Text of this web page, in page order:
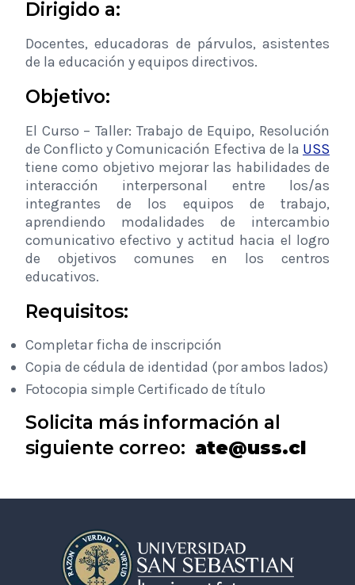
Dirigido a:
Docentes, educadoras de párvulos, asistentes
de la educación y equipos directivos.
Objetivo:
El Curso – Taller: Trabajo de Equipo, Resolución
de Conflicto y Comunicación Efectiva de la USS
tiene como objetivo mejorar las habilidades de
interacción interpersonal entre los/as
integrantes de los equipos de trabajo,
aprendiendo modalidades de intercambio
comunicativo efectivo y actitud hacia el logro
de objetivos comunes en los centros
educativos.
Requisitos:
Completar ficha de inscripción
Copia de cédula de identidad (por ambos lados)
Fotocopia simple Certificado de título
Solicita más información al
siguiente correo: ate@uss.cl